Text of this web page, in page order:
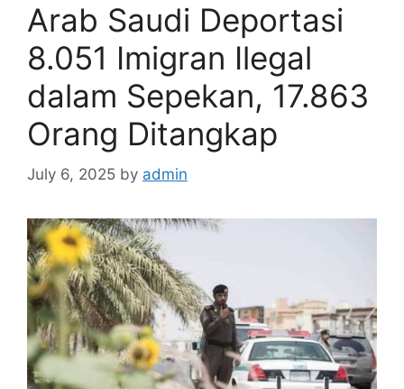
Arab Saudi Deportasi
8.051 Imigran Ilegal
dalam Sepekan, 17.863
Orang Ditangkap
July 6, 2025 by admin